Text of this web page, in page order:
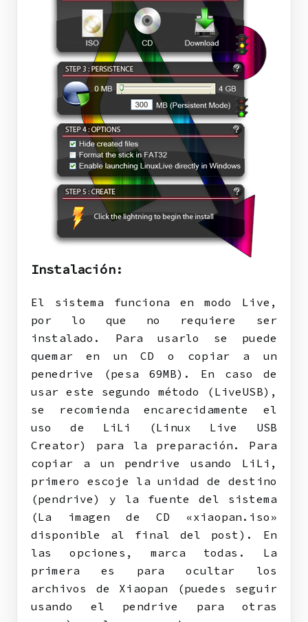
Instalación:
El sistema funciona en modo Live,
por lo que no requiere ser
instalado. Para usarlo se puede
quemar en un CD o copiar a un
penedrive (pesa 69MB). En caso de
usar este segundo método (LiveUSB),
se recomienda encarecidamente el
uso de LiLi (Linux Live USB
Creator) para la preparación. Para
copiar a un pendrive usando LiLi,
primero escoje la unidad de destino
(pendrive) y la fuente del sistema
(La imagen de CD «xiaopan.iso»
disponible al final del post). En
las opciones, marca todas. La
primera es para ocultar los
archivos de Xiaopan (puedes seguir
usando el pendrive para otras